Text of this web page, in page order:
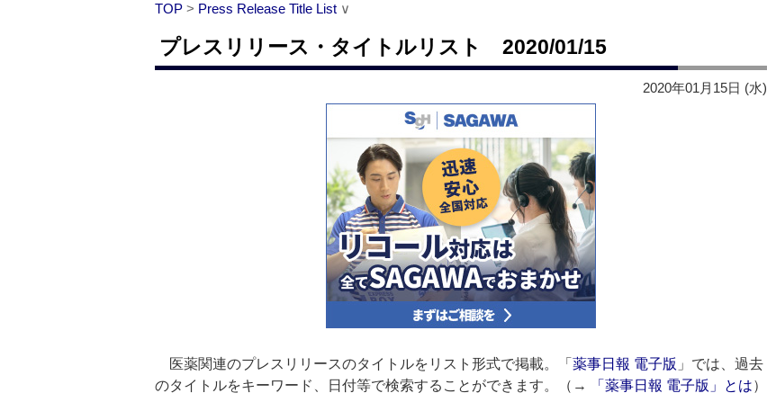
TOP > Press Release Title List ∨
プレスリリース・タイトルリスト 2020/01/15
2020年01月15日 (水)
医薬関連のプレスリリースのタイトルをリスト形式で掲載。「 薬事日報 電子版 」では、過去
のタイトルをキーワード、日付等で検索することができます。（→
「薬事日報 電子版」とは）